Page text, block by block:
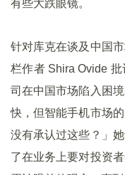
有些大跌眼镜。
针对库克在谈及中国
栏作者 Shira Ovide
司在中国市场陷入困
快，但智能手机市场
没有承认过这些？」
了在业务上要对投资